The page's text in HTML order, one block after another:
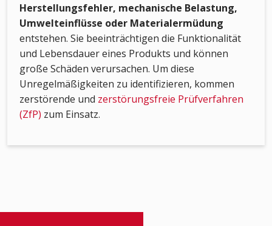
Herstellungsfehler, mechanische Belastung,
Umwelteinflüsse oder Materialermüdung
entstehen. Sie beeinträchtigen die Funktionalität
und Lebensdauer eines Produkts und können
große Schäden verursachen. Um diese
Unregelmäßigkeiten zu identifizieren, kommen
zerstörende und zerstörungsfreie Prüfverfahren
(ZfP) zum Einsatz.